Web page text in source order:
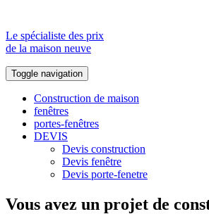
Le spécialiste des prix
de la maison neuve
Toggle navigation
Construction de maison
fenêtres
portes-fenêtres
DEVIS
Devis construction
Devis fenêtre
Devis porte-fenetre
Vous avez un projet de